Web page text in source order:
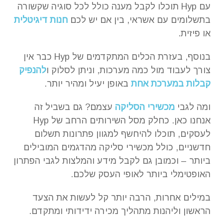
עם Hyp תוכלו לקבל מענה כולל לכל סוגיה שקשורה
בתשלומים עם אשראי, בין אם יש לכם חנות דיגיטלית
או פיזית.
בנוסף, בעזרת הכלים המתקדמים של Hyp כבר אין
צורך לעבוד מול כמה מערכות, וניתן לסלוק ולהנפיק
קבלות במערכת אחת באופן יעיל ומהיר יותר.
ומה לגבי מכשירי הסליקה עצמם? גם בשביל זה
אנחנו כאן. כחלק מסל השירותים הרחב של Hyp
לעסקים, תוכלו להיחשף למגוון פתרונות תשלום
חדשניים, כולל מכשירי סליקה מהדגמים המובילים
ביותר – וכמובן גם לקבל מידע והמלצות לגבי הפתרון
האופטימלי ביותר לאופי העסק שלכם.
במילים אחרות, הרבה יותר קל לעשות את הצעד
הראשון וליהנות מתהליך מכירה ידידותי ומתקדם.